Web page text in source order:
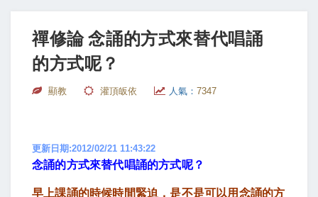
禪修論 念誦的方式來替代唱誦
的方式呢？
顯教 灌頂皈依 人氣： 7347
更新日期:2012/02/21 11:43:22
念誦的方式來替代唱誦的方式呢？
早上課誦的時候時間緊迫，是不是可以用念誦的方